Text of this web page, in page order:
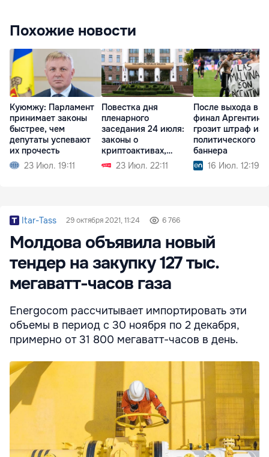
Похожие новости
Куюмжу: Парламент
принимает законы
быстрее, чем
депутаты успевают
их прочесть
23 Июл. 19:11
Повестка дня
пленарного
заседания 24 июля:
законы о
криптоактивах,
судебной реформе
23 Июл. 22:11
После выхода в
финал Аргентине
грозит штраф из-
политического
баннера
16 Июл. 12:19
Itar-Tass 29 октября 2021, 11:24 6 766
Молдова объявила новый
тендер на закупку 127 тыс.
мегаватт-часов газа
Energocom рассчитывает импортировать эти
объемы в период с 30 ноября по 2 декабря,
примерно от 31 800 мегаватт-часов в день.